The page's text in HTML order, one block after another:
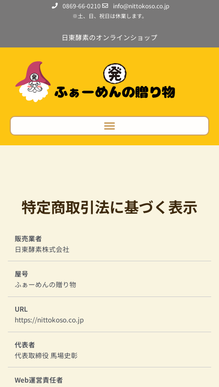
0869-66-0210 info@nittokoso.co.jp
※土、日、祝日は休業します。
日東酵素のオンラインショップ
特定商取引法に基づく表示
販売業者
日東酵素株式会社
屋号
ふぁーめんの贈り物
URL
https://nittokoso.co.jp
代表者
代表取締役 馬場史彰
Web運営責任者